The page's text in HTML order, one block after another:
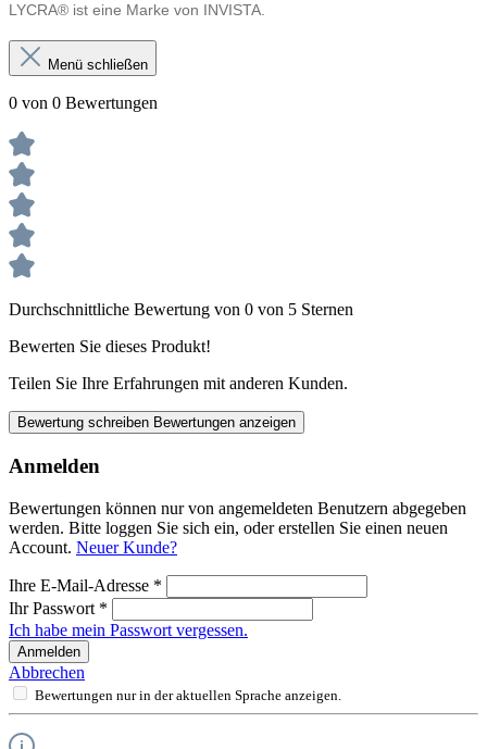
LYCRA® ist eine Marke von INVISTA.
Menü schließen
0 von 0 Bewertungen
Durchschnittliche Bewertung von 0 von 5 Sternen
Bewerten Sie dieses Produkt!
Teilen Sie Ihre Erfahrungen mit anderen Kunden.
Bewertung schreiben Bewertungen anzeigen
Anmelden
Bewertungen können nur von angemeldeten Benutzern abgegeben
werden. Bitte loggen Sie sich ein, oder erstellen Sie einen neuen
Account. Neuer Kunde?
Ihre E-Mail-Adresse *
Ihr Passwort *
Ich habe mein Passwort vergessen.
Anmelden
Abbrechen
Bewertungen nur in der aktuellen Sprache anzeigen.